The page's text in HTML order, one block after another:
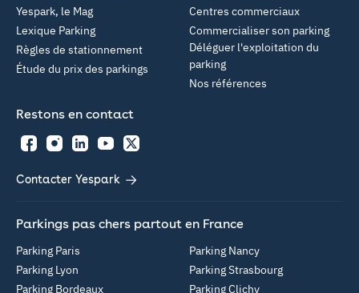
Centres commerciaux
Commercialiser son parking
Déléguer l'exploitation du
parking
Nos références
Yespark, le Mag
Lexique Parking
Règles de stationnement
Étude du prix des parkings
Restons en contact
FacebookInstagramLinkedInYouTubeTwitter
Contacter Yespark
Parkings pas chers partout en France
Parking Paris
Parking Lyon
Parking Bordeaux
Parking Nancy
Parking Strasbourg
Parking Clichy